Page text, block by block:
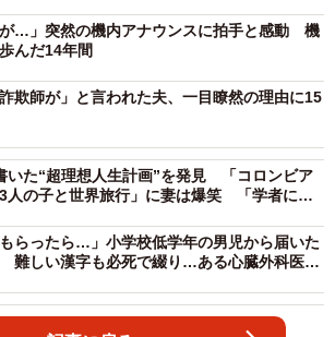
が…」突然の機内アナウンスに拍手と感動 機
んだ14年間
欺師が」と言われた夫、一目瞭然の理由に15
いた“超理想人生計画”を発見 「コロンビア
の子と世界旅行」に妻は爆笑 「学者には
もらったら…」小学校低学年の男児から届いた
難しい漢字も必死で綴り…ある心臓外科医の